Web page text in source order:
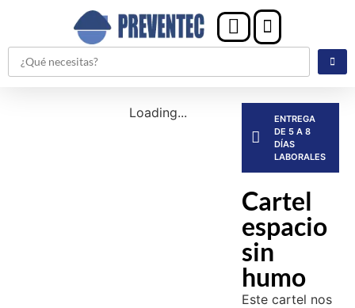
Loading...
ENTREGA
DE 5 A 8
DÍAS
LABORALES
Cartel
espacio
sin
humo
Este cartel nos